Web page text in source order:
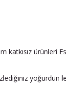
katkısız ürünleri
yoğurdun